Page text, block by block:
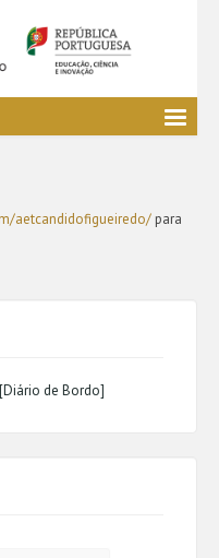
aetcandidofigueiredo/ para
de Bordo]